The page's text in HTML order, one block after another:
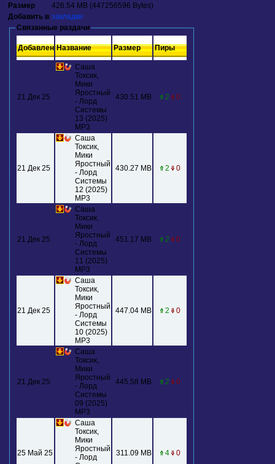
Размер
426.54 MB (447256596 Bytes)
Добавить в закладки
Связанные раздачи
Добавлен Название Размер Пиры
21 Дек 25
Саша
Токсик,
Мики
Яростный
- Лорд
Системы
13 (2025)
МР3
430.51 MB 2 0
21 Дек 25
Саша
Токсик,
Мики
Яростный
- Лорд
Системы
12 (2025)
МР3
430.27 MB 2 0
21 Дек 25
Саша
Токсик,
Мики
Яростный
- Лорд
Системы
11 (2025)
МР3
451.17 MB 2 0
21 Дек 25
Саша
Токсик,
Мики
Яростный
- Лорд
Системы
10 (2025)
МР3
447.04 MB 2 0
21 Дек 25
Саша
Токсик,
Мики
Яростный
- Лорд
Системы
09 (2025)
МР3
445.58 MB 2 0
25 Май 25
Саша
Токсик,
Мики
Яростный
- Лорд
311.09 MB 4 0